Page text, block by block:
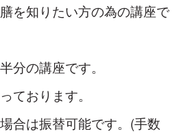
を知りたい方の為の講座で
分の講座です。
ております。
合は振替可能です。(手数